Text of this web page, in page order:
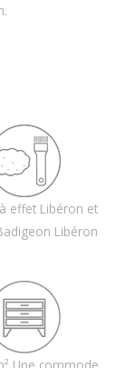
effet Libéron et
Libéron
Une commode